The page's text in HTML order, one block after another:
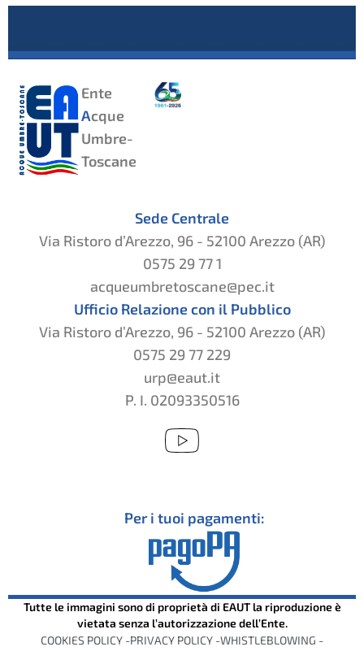
Ente
Acque
Umbre-
Toscane
Sede Centrale
Via Ristoro d’Arezzo, 96 - 52100 Arezzo (AR)
0575 29 77 1
acqueumbretoscane@pec.it
Ufficio Relazione con il Pubblico
Via Ristoro d’Arezzo, 96 - 52100 Arezzo (AR)
0575 29 77 229
urp@eaut.it
P. I. 02093350516
Per i tuoi pagamenti:
Tutte le immagini sono di proprietà di EAUT la riproduzione è
vietata senza l’autorizzazione dell’Ente.
COOKIES POLICY -PRIVACY POLICY -WHISTLEBLOWING -